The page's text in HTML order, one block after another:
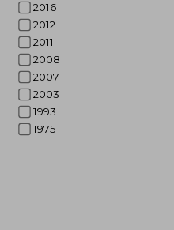
2016
2012
2011
2008
2007
2003
1993
1975